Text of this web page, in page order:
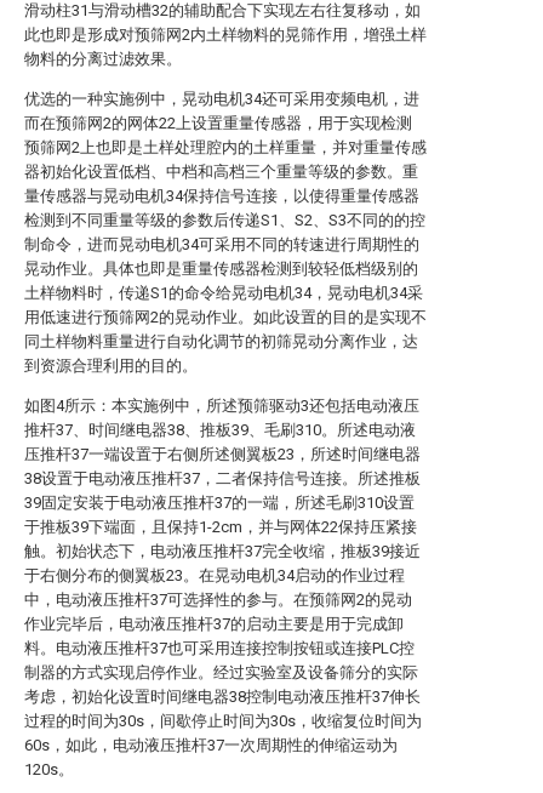
滑动柱31与滑动槽32的辅助配合下实现左右往复移动，如
此也即是形成对预筛网2内土样物料的晃筛作用，增强土样
物料的分离过滤效果。
优选的一种实施例中，晃动电机34还可采用变频电机，进
而在预筛网2的网体22上设置重量传感器，用于实现检测
预筛网2上也即是土样处理腔内的土样重量，并对重量传感
器初始化设置低档、中档和高档三个重量等级的参数。重
量传感器与晃动电机34保持信号连接，以使得重量传感器
检测到不同重量等级的参数后传递S1、S2、S3不同的的控
制命令，进而晃动电机34可采用不同的转速进行周期性的
晃动作业。具体也即是重量传感器检测到较轻低档级别的
土样物料时，传递S1的命令给晃动电机34，晃动电机34采
用低速进行预筛网2的晃动作业。如此设置的目的是实现不
同土样物料重量进行自动化调节的初筛晃动分离作业，达
到资源合理利用的目的。
如图4所示：本实施例中，所述预筛驱动3还包括电动液压
推杆37、时间继电器38、推板39、毛刷310。所述电动液
压推杆37一端设置于右侧所述侧翼板23，所述时间继电器
38设置于电动液压推杆37，二者保持信号连接。所述推板
39固定安装于电动液压推杆37的一端，所述毛刷310设置
于推板39下端面，且保持1-2cm，并与网体22保持压紧接
触。初始状态下，电动液压推杆37完全收缩，推板39接近
于右侧分布的侧翼板23。在晃动电机34启动的作业过程
中，电动液压推杆37可选择性的参与。在预筛网2的晃动
作业完毕后，电动液压推杆37的启动主要是用于完成卸
料。电动液压推杆37也可采用连接控制按钮或连接PLC控
制器的方式实现启停作业。经过实验室及设备筛分的实际
考虑，初始化设置时间继电器38控制电动液压推杆37伸长
过程的时间为30s，间歇停止时间为30s，收缩复位时间为
60s，如此，电动液压推杆37一次周期性的伸缩运动为
120s。